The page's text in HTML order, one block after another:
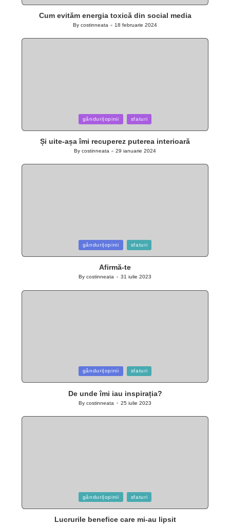
in
Cum evităm energia toxică din social media
Posted
By costinneata 18 februarie 2024
in
gânduri|opinii sfaturi
Și uite-așa îmi recuperez puterea interioară
Posted
By costinneata 29 ianuarie 2024
in
gânduri|opinii sfaturi
Afirmă-te
Posted
Bycostinneata 31 iulie 2023
in
gânduri|opinii sfaturi
De unde îmi iau inspirația?
Posted
Bycostinneata 25 iulie 2023
in
gânduri|opinii sfaturi
Lucrurile benefice care mi-au lipsit